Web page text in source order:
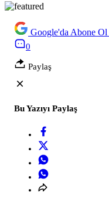
Google'da Abone Ol
0
Paylaş
Bu Yazıyı Paylaş